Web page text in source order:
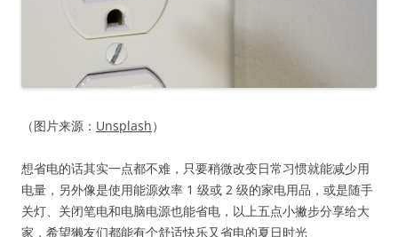
（图片来源： Unsplash）
想省电的话其实一点都不难，只要稍微改变日常习惯就能减少用
电量，另外像是使用能源效率 1 级或 2 级的家电用品，或是随手
关灯、关闭笔电和电脑电源也能省电，以上五点小撇步分享给大
家，希望獭友们都能有个舒适快乐又省电的夏日时光